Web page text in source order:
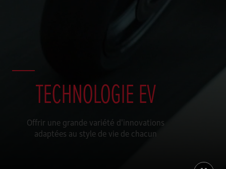
TECHNOLOGIE EV
Offrir une grande variété d'innovations
adaptées au style de vie de chacun